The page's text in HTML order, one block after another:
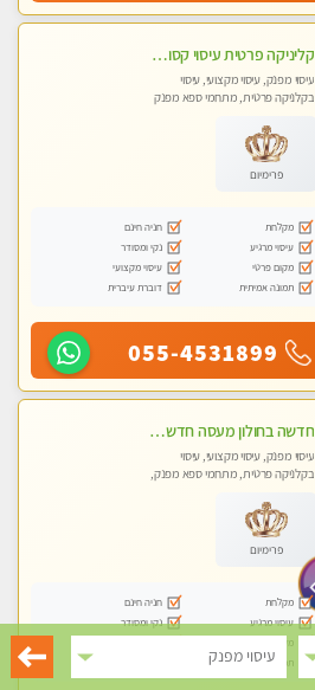
עיסוי מפנק
קליניקה פרטית עיסוי קסום איכותי ומרגיע מידי זהב עיסוי שבדי קלאסי ורפלקסולוגיה שרות מקצועי טל-052-4818650
עיסוי מפנק, עיסוי מקצועי, עיסוי
בקלניקה פרטית, מתחמי ספא מפנק
פרימיום
מקלחת
חניה חינם
עיסוי מרגיע
נקי ומסודר
מקום פרטי
עיסוי מקצועי
תמונה אמיתית
דוברת עיברית
055-4531899
חדשה בחולון מעסה חדשה בחולון איכותית למאסז מקצועי ומפנק לכל שרירי הגוף עיסוי מכל הלב
עיסוי מפנק, עיסוי מקצועי, עיסוי
בקלניקה פרטית, מתחמי ספא מפנק,
פרימיום
מקלחת
חניה חינם
עיסוי מרגיע
נקי ומסודר
מקום פרטי
תמונה אמיתית